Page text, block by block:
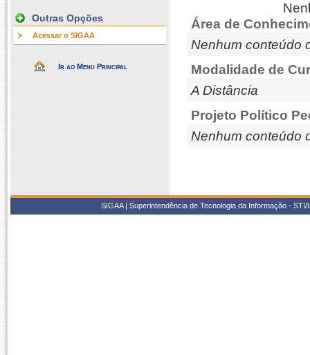
Outras Opções
Acessar o SIGAA
Ir ao Menu Principal
Área de
Nenhum conteúdo
Modalidade de
A Distância
Projeto Político
Nenhum conteúdo
SIGAA | Superintendência de Tecnologia da Informação -